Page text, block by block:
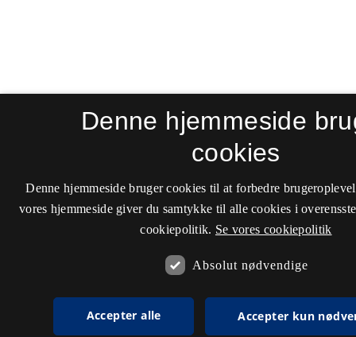
Denne hjemmeside
cookies
Denne hjemmeside bruger cookies til at forbedre
vores hjemmeside giver du samtykke til alle cookies i
cookiepolitik. Se vores cookiepolitik
Absolut nødvendige
Accepter alle Accepter kun